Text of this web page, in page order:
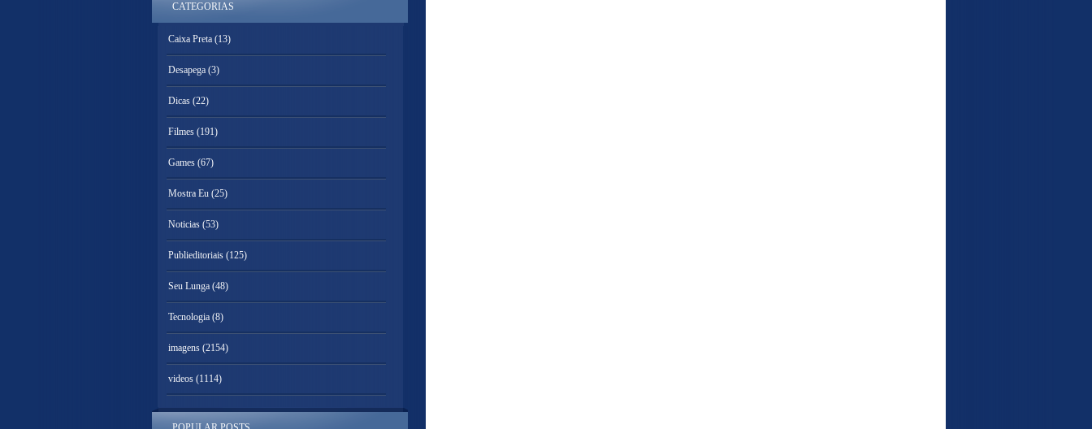
CATEGORIAS
Caixa Preta (13)
Desapega (3)
Dicas (22)
Filmes (191)
Games (67)
Mostra Eu (25)
Noticias (53)
Publieditoriais (125)
Seu Lunga (48)
Tecnologia (8)
imagens (2154)
videos (1114)